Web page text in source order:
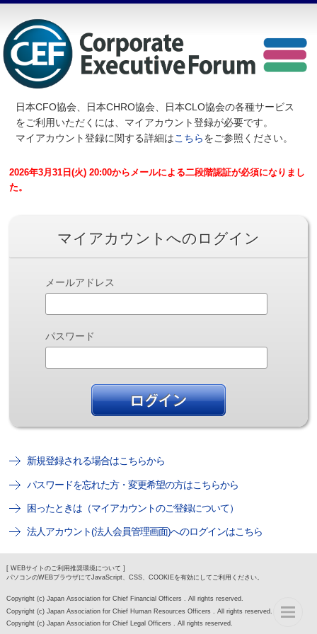
日本CFO協会、日本CHRO協会、日本CLO協会の各種サービス
をご利用いただくには、マイアカウント登録が必要です。
マイアカウント登録に関する詳細はこちらをご参照ください。
2026年3月31日(火) 20:00からメールによる二段階認証が必須になりまし
た。
マイアカウントへのログイン
メールアドレス
パスワード
新規登録される場合はこちらから
パスワードを忘れた方・変更希望の方はこちらから
困ったときは（マイアカウントのご登録について）
法人アカウント(法人会員管理画面)へのログインはこちら
[ WEBサイトのご利用推奨環境について ]
パソコンのWEBブラウザにてJavaScript、CSS、COOKIEを有効にしてご利用ください。
Copyright (c) Japan Association for Chief Financial Officers . All rights reserved.
Copyright (c) Japan Association for Chief Human Resources Officers . All rights reserved.
Copyright (c) Japan Association for Chief Legal Officers . All rights reserved.